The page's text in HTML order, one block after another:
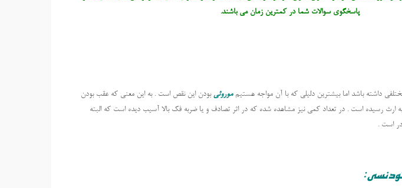
پاسخگوی سوالات شما در کمترین زمان می باشند.
داشته باشد اما بیشترین دلیلی که با آن مواجه هستیمموروثی بودن این نقص است . به این معنی که عقب بودن
به ارث رسیده است . در تعداد کمی نیز مشاهده شده که در اثر تصادف و یا ضربه فک بالا آسیب دیده است که البته
است .